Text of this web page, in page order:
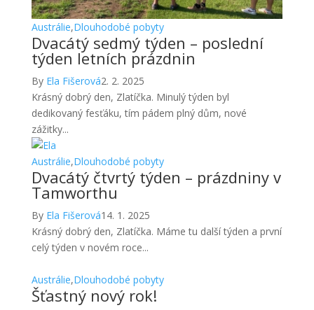
Austrálie,Dlouhodobé pobyty
Dvacátý sedmý týden – poslední
týden letních prázdnin
By Ela Fišerová2. 2. 2025
Krásný dobrý den, Zlatíčka. Minulý týden byl
dedikovaný fesťáku, tím pádem plný dům, nové
zážitky...
Austrálie,Dlouhodobé pobyty
Dvacátý čtvrtý týden – prázdniny v
Tamworthu
By Ela Fišerová14. 1. 2025
Krásný dobrý den, Zlatíčka. Máme tu další týden a první
celý týden v novém roce...
Austrálie,Dlouhodobé pobyty
Šťastný nový rok!